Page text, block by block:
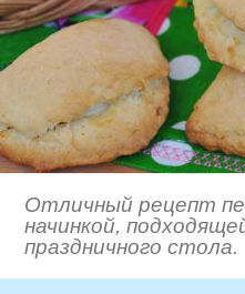
Отличный рецепт
начинкой,
праздничного стола.